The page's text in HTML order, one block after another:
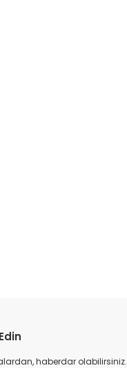
haberdar olabilirsiniz.